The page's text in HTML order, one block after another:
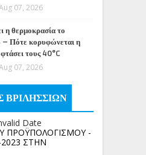
07, 2026
η θερμοκρασία το
– Πότε κορυφώνεται η
τους 40°C
07, 2026
ΒΡΙΛΗΣΣΙΩΝ
Date
ΠΡΟΫΠΟΛΟΓΙΣΜΟΥ -
ΣΤΗΝ